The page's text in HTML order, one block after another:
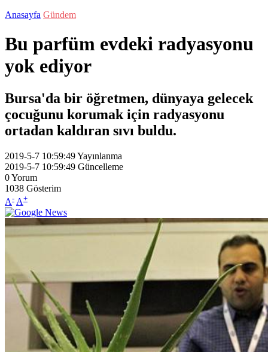
Anasayfa Gündem
Bu parfüm evdeki radyasyonu
yok ediyor
Bursa'da bir öğretmen, dünyaya gelecek
çocuğunu korumak için radyasyonu
ortadan kaldıran sıvı buldu.
2019-5-7 10:59:49Yayınlanma
2019-5-7 10:59:49 Güncelleme
0Yorum
1038 Gösterim
A- A+